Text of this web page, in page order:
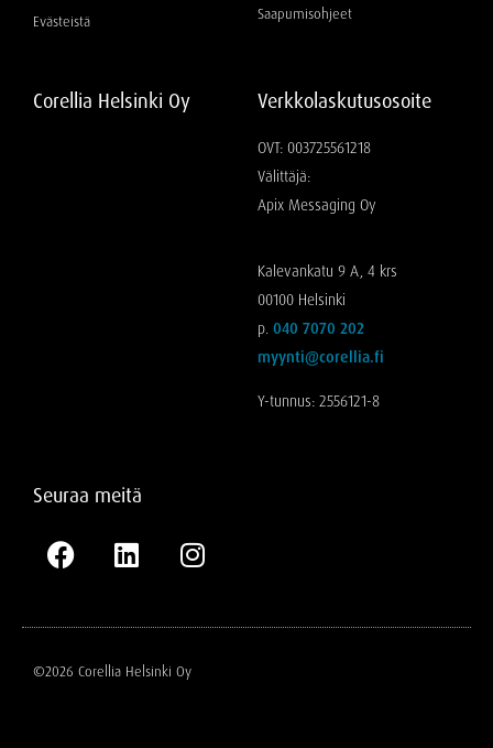
Evästeistä
Saapumisohjeet
Corellia Helsinki Oy Verkkolaskutusosoite
OVT: 003725561218
Välittäjä:
Apix Messaging Oy
Kalevankatu 9 A, 4 krs
00100 Helsinki
p. 040 7070 202
myynti@corellia.fi
Y-tunnus: 2556121-8
Seuraa meitä
©2026 Corellia Helsinki Oy